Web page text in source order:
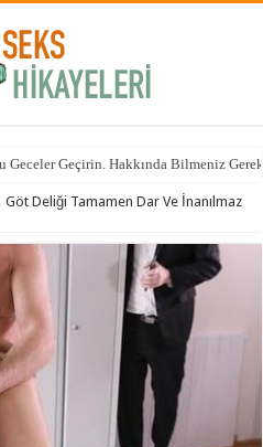
Geceler Geçirin. Hakkında Bilmeniz
Göt Deliği Tamamen Dar Ve İnanılmaz